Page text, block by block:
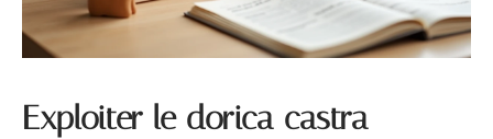
Exploiter le dorica castra